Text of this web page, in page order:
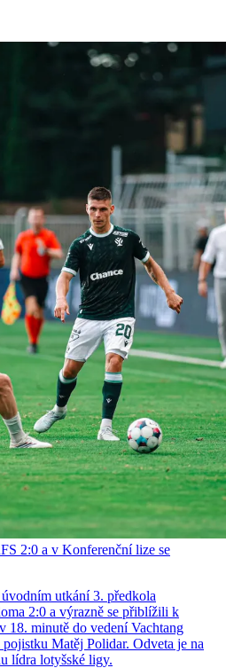
2:0 a v Konferenční lize se
utkání 3. předkola
2:0 a výrazně se přiblížili k
18. minutě do vedení Vachtang
Matěj Polidar. Odveta je na
lídra lotyšské ligy.